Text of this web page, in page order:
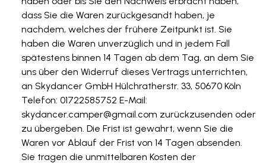
dass Sie die Waren zurückgesandt haben, je
nachdem, welches der frühere Zeitpunkt ist. Sie
haben die Waren unverzüglich und in jedem Fall
spätestens binnen 14 Tagen ab dem Tag, an dem Sie
uns über den Widerruf dieses Vertrags unterrichten,
an Skydancer GmbH Hülchratherstr. 33, 50670 Köln
Telefon: 01722585752 E-Mail:
skydancer.camper@gmail.com zurückzusenden oder
zu übergeben. Die Frist ist gewahrt, wenn Sie die
Waren vor Ablauf der Frist von 14 Tagen absenden.
Sie tragen die unmittelbaren Kosten der